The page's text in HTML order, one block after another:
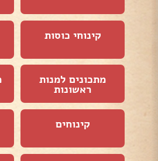
קינוחי כוסות
מתכונים למנות
ראשונות
קינוחים